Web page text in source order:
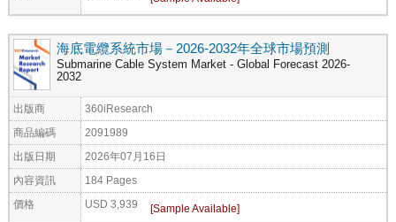
海底電纜系統市場－2026-2032年全球市場預測
Submarine Cable System Market - Global Forecast 2026-
2032
出版商 360iResearch
商品編碼 2091989
出版日期 2026年07月16日
內容資訊 184 Pages
價格 USD 3,939